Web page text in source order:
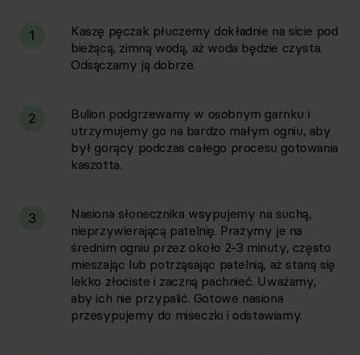
1
Kaszę pęczak płuczemy dokładnie na sicie pod
bieżącą, zimną wodą, aż woda będzie czysta.
Odsączamy ją dobrze.
2
Bulion podgrzewamy w osobnym garnku i
utrzymujemy go na bardzo małym ogniu, aby
był gorący podczas całego procesu gotowania
kaszotta.
3
Nasiona słonecznika wsypujemy na suchą,
nieprzywierającą patelnię. Prażymy je na
średnim ogniu przez około 2-3 minuty, często
mieszając lub potrząsając patelnią, aż staną się
lekko złociste i zaczną pachnieć. Uważamy,
aby ich nie przypalić. Gotowe nasiona
przesypujemy do miseczki i odstawiamy.